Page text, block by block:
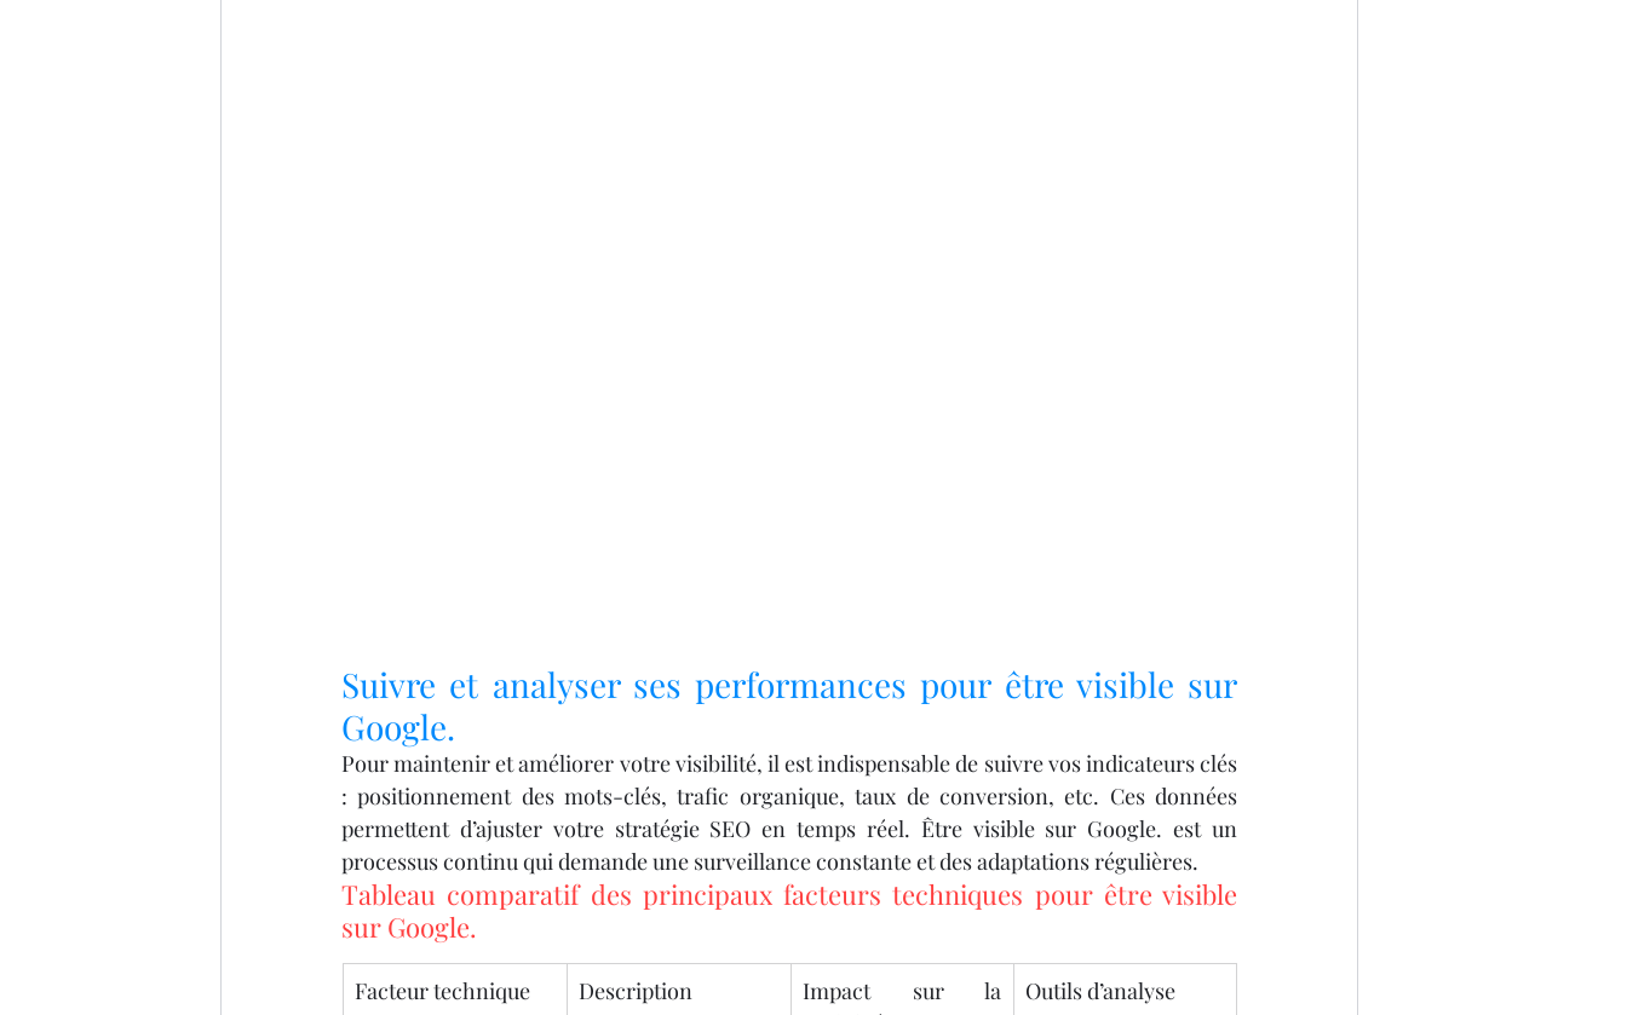
Suivre et analyser ses performances pour être visible sur
Google.
Pour maintenir et améliorer votre visibilité, il est indispensable de suivre vos indicateurs clés
: positionnement des mots-clés, trafic organique, taux de conversion, etc. Ces données
permettent d’ajuster votre stratégie SEO en temps réel. Être visible sur Google. est un
processus continu qui demande une surveillance constante et des adaptations régulières.
Tableau comparatif des principaux facteurs techniques pour être visible
sur Google.
Facteur technique Description
Impact sur la
Outils d’analyse